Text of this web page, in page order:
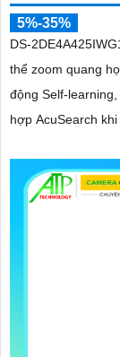
5%-35%
DS-
thể zoom quang
động Self-
hợp AcuSearch